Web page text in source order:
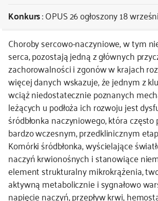
Konkurs: OPUS 26ogłoszony 18
Choroby sercowo-naczyniowe, w tym
serca, pozostają jedną z głównych
zachorowalności i zgonów w krajach
więcej danych wskazuje, że jednym z
wciąż niedostatecznie poznanych
leżących u podłoża ich rozwoju jest
śródbłonka naczyniowego, która
bardzo wczesnym, przedklinicznym
Komórki śródbłonka, wyścielające
naczyń krwionośnych i stanowiące
element strukturalny mikrokrążenia,
aktywną metabolicznie i sygnałowo
napięcie naczyń, przepływ krwi,